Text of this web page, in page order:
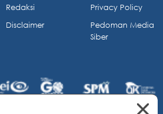
Redaksi
Disclaimer
Privacy Policy
Pedoman Media
Siber